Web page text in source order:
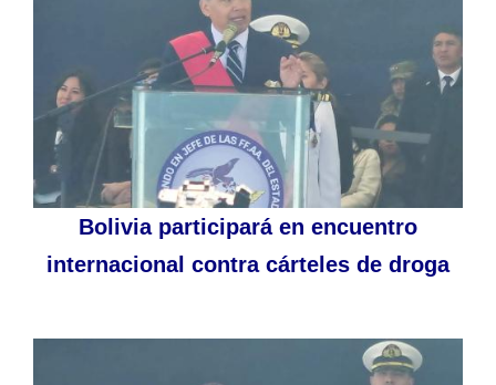
Bolivia participará en encuentro
internacional contra cárteles de droga